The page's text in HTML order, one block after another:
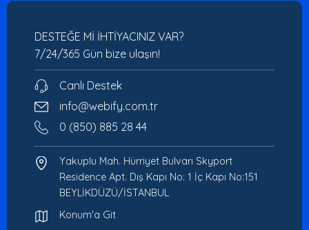
DESTEĞE Mİ İHTİYACINIZ VAR?
7/24/365 Gün bize ulaşın!
Canlı Destek
info@webify.com.tr
0 (850) 885 28 44
Yakuplu Mah. Hürriyet Bulvarı Skyport
Residence Apt. Dış Kapı No: 1 İç Kapı No:151
BEYLİKDÜZÜ/İSTANBUL
Konum'a Git